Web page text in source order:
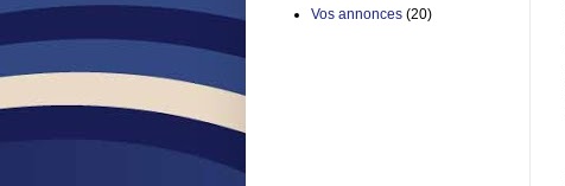
Vos annonces (20)